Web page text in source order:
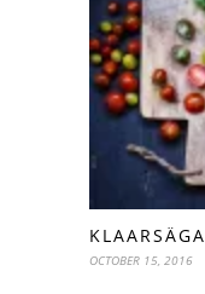
KLAARSÄGA
OCTOBER 15, 2016